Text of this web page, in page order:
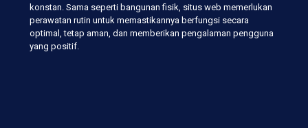
konstan. Sama seperti bangunan fisik, situs web memerlukan
perawatan rutin untuk memastikannya berfungsi secara
optimal, tetap aman, dan memberikan pengalaman pengguna
yang positif.